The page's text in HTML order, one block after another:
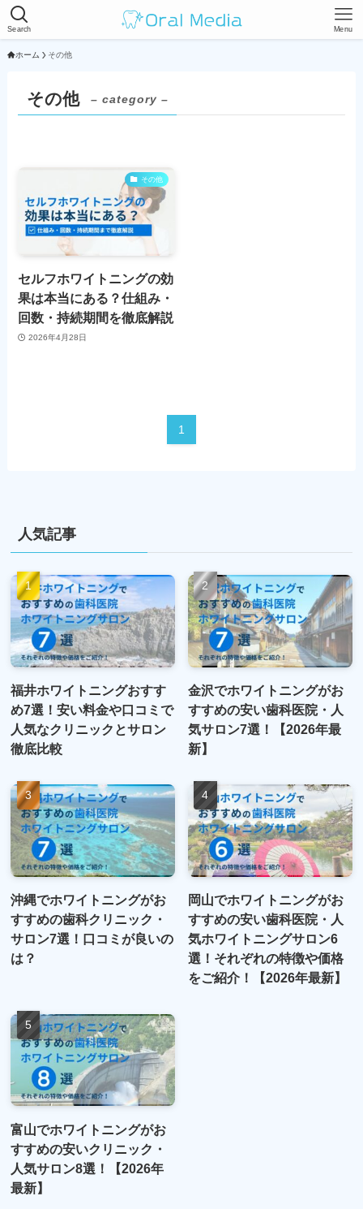
Search Menu
ホーム その他
その他 – category –
その他
セルフホワイトニングの効
果は本当にある？仕組み・
回数・持続期間を徹底解説
2026年4月28日
1
人気記事
福井ホワイトニングおすす
め7選！安い料金や口コミで
人気なクリニックとサロン
徹底比較
金沢でホワイトニングがお
すすめの安い歯科医院・人
気サロン7選！【2026年最
新】
沖縄でホワイトニングがお
すすめの歯科クリニック・
サロン7選！口コミが良いの
は？
岡山でホワイトニングがお
すすめの安い歯科医院・人
気ホワイトニングサロン6
選！それぞれの特徴や価格
をご紹介！【2026年最新】
富山でホワイトニングがお
すすめの安いクリニック・
人気サロン8選！【2026年
最新】